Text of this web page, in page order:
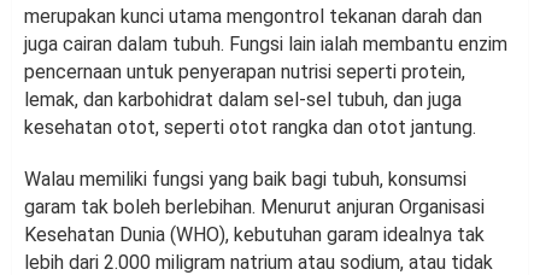
merupakan kunci utama mengontrol tekanan darah dan
juga cairan dalam tubuh. Fungsi lain ialah membantu enzim
pencernaan untuk penyerapan nutrisi seperti protein,
lemak, dan karbohidrat dalam sel-sel tubuh, dan juga
kesehatan otot, seperti otot rangka dan otot jantung.
Walau memiliki fungsi yang baik bagi tubuh, konsumsi
garam tak boleh berlebihan. Menurut anjuran Organisasi
Kesehatan Dunia (WHO), kebutuhan garam idealnya tak
lebih dari 2.000 miligram natrium atau sodium, atau tidak